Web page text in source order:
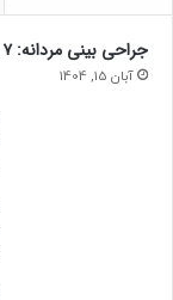
جراحی بینی مردانه: ۷ تفاوت کلیدی که بینی شما را “زنانه” نمی‌کند!
آبان 15, 1404